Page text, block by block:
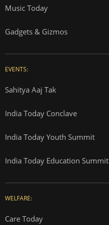
Music Today
Gadgets & Gizmos
EVENTS:
Sahitya Aaj Tak
India Today Conclave
India Today Youth Summit
India Today Education Summit
WELFARE:
Care Today